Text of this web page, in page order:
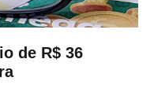
de R$ 36